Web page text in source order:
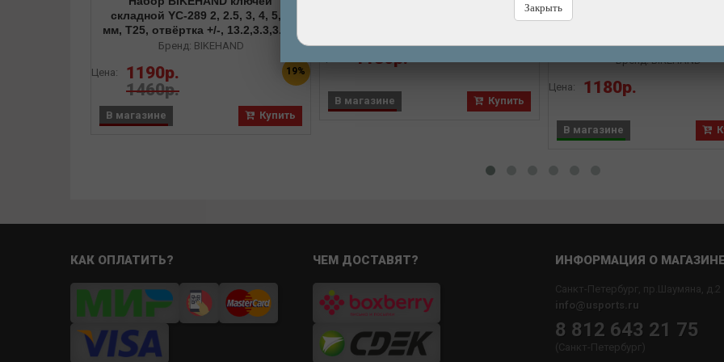
Закрыть
складной YC-289 2, 2.5, 3, 4, 5, 6
мм, T25, отвёртка +/-, 13.2,3.3,3.5 и
Mavic ключи для спиц
Бренд: BIKEHAND
Цена:
1190р.
1460р.
19%
Купить
В магазине
1180р.
Купить
В магазине
шестигранники 2/2.5/3/4/5/
Бренд: BIKEHAND
Цена: 1180р.
В магазине
КАК ОПЛАТИТЬ? ЧЕМ ДОСТАВЯТ? ИНФОРМАЦИЯ О
Санкт-Петербург, пр.Шаумяна, д.2
info@usports.ru
8 812 643 21 75
(Санкт-Петербург)